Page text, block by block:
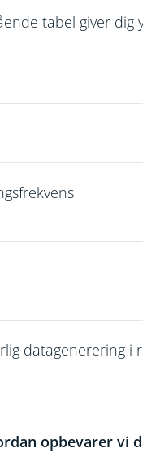
tabel giver dig
datagenerering i
opbevarer vi